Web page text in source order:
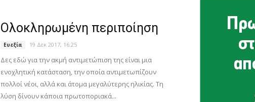
Ολοκληρωμένη περιποίηση
Ευεξία 19 Δεκ 2017, 16:25
Δες εδώ για την ακμή αντιμετώπιση της είναι μια
ενοχλητική κατάσταση, την οποία αντιμετωπίζουν
πολλοί νέοι, αλλά και άτομα μεγαλύτερης ηλικίας. Τη
λύση δίνουν κάποια πρωτοποριακά...